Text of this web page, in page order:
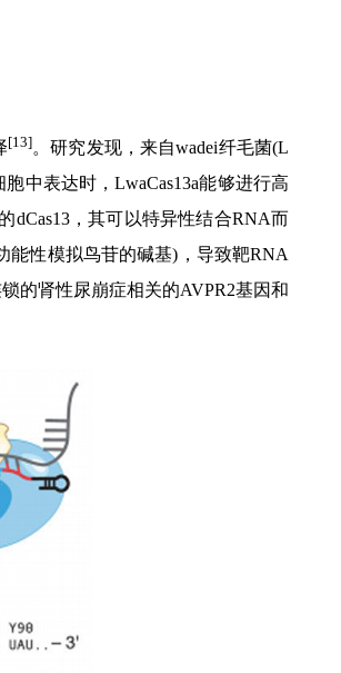
[13]。研究发现，来自wadei纤毛菌(L
中表达时，LwaCas13a能够进行高
dCas13，其可以特异性结合RNA而
能性模拟鸟苷的碱基)，导致靶RNA
的肾性尿崩症相关的AVPR2基因和